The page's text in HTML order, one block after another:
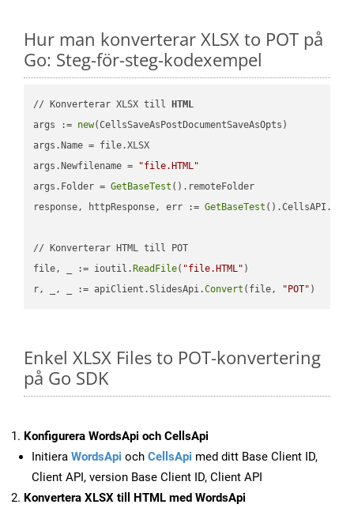
Hur man konverterar XLSX to POT på
Go: Steg-för-steg-kodexempel
// Konverterar XLSX till
HTML
args := new(CellsSaveAsPostDocumentSaveAsOpts)
args.Name = file.XLSX
args.Newfilename =
"file.HTML"
args.Folder = GetBaseTest ().remoteFolder
response, httpResponse, err := GetBaseTest ().CellsAPI.
// Konverterar HTML till POT
file, _ := ioutil. ReadFile( "file.HTML" )
r, _, _ := apiClient.SlidesApi.Convert (file, "POT"
Enkel XLSX Files to POT-konvertering
på Go SDK
Konfigurera WordsApi och CellsApi
Initiera WordsApi och CellsApi med ditt Base Client ID,
Client API, version Base Client ID, Client API
Konvertera XLSX till HTML med WordsApi